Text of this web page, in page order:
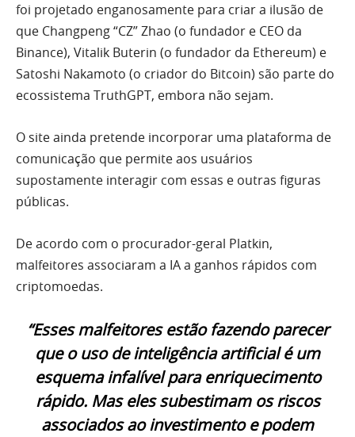
foi projetado enganosamente para criar a ilusão de
que Changpeng “CZ” Zhao (o fundador e CEO da
Binance), Vitalik Buterin (o fundador da Ethereum) e
Satoshi Nakamoto (o criador do Bitcoin) são parte do
ecossistema TruthGPT, embora não sejam.
O site ainda pretende incorporar uma plataforma de
comunicação que permite aos usuários
supostamente interagir com essas e outras figuras
públicas.
De acordo com o procurador-geral Platkin,
malfeitores associaram a IA a ganhos rápidos com
criptomoedas.
“Esses malfeitores estão fazendo parecer
que o uso de inteligência artificial é um
esquema infalível para enriquecimento
rápido. Mas eles subestimam os riscos
associados ao investimento e podem